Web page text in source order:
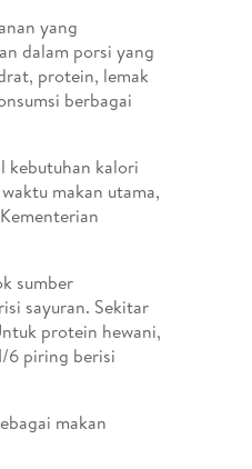
yang
dalam porsi yang
protein, lemak
berbagai
kebutuhan kalori
makan utama,
sumber
sayuran. Sekitar
protein hewani,
6 piring berisi
makan